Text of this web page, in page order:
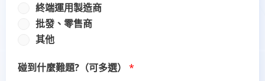
終端運用製造商
批發、零售商
其他
碰到什麼難題?（可多選） *